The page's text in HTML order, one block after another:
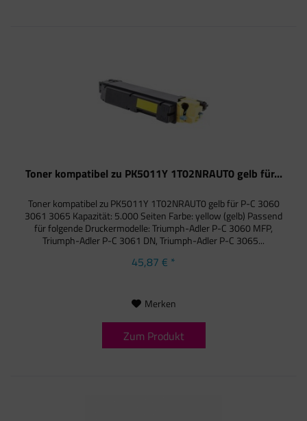
Toner kompatibel zu PK5011Y 1T02NRAUT0 gelb für...
Toner kompatibel zu PK5011Y 1T02NRAUT0 gelb für P-C 3060
3061 3065 Kapazität: 5.000 Seiten Farbe: yellow (gelb) Passend
für folgende Druckermodelle: Triumph-Adler P-C 3060 MFP,
Triumph-Adler P-C 3061 DN, Triumph-Adler P-C 3065...
45,87 € *
Merken
Zum Produkt